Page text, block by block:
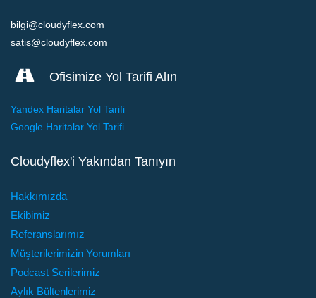
bilgi@cloudyflex.com
satis@cloudyflex.com
Ofisimize Yol Tarifi Alın
Yandex Haritalar Yol Tarifi
Google Haritalar Yol Tarifi
Cloudyflex'i Yakından Tanıyın
Hakkımızda
Ekibimiz
Referanslarımız
Müşterilerimizin Yorumları
Podcast Serilerimiz
Aylık Bültenlerimiz